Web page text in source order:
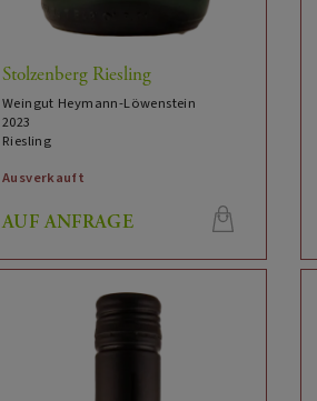
Stolzenberg Riesling
Weingut Heymann-Löwenstein
2023
Riesling
Ausverkauft
AUF ANFRAGE